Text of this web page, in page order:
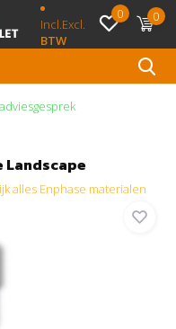
Incl.Excl.
BTW
0 0
Landscape
alles Enphase materialen